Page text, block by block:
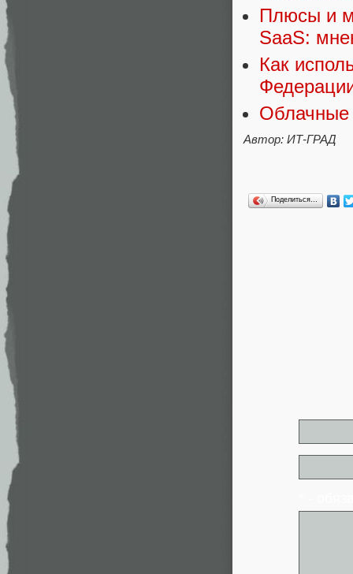
Плюсы и
SaaS:
Как
Облачные
Автор: ИТ-ГРАД
Поделиться…